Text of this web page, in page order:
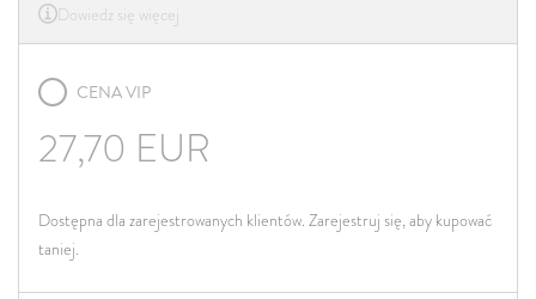
Dowiedz się więcej
CENA VIP
27,70 EUR
Dostępna dla zarejestrowanych klientów. Zarejestruj się, aby kupować
taniej.